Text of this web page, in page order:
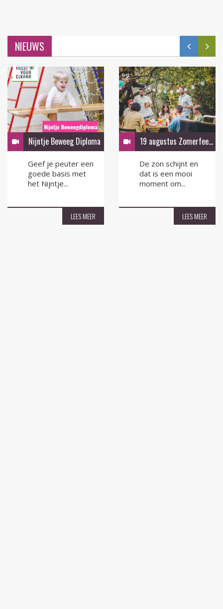
NIEUWS
Nijntje Beweeg Diploma
Geef je peuter een
goede basis met
het Nijntje...
LEES MEER
19 augustus Zomerfeest in de tuin
De zon schijnt en
dat is een mooi
moment om...
LEES MEER